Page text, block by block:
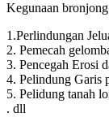
Kegunaan
1.Perlindungan
2. Pemecah
3. Pencegah Erosi
4. Pelindung Garis
5. Pelidung tanah
. dll